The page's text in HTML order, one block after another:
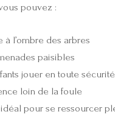
pouvez :
à l’ombre des arbres
paisibles
jouer en toute sécurité
loin de la foule
idéal pour se ressourcer